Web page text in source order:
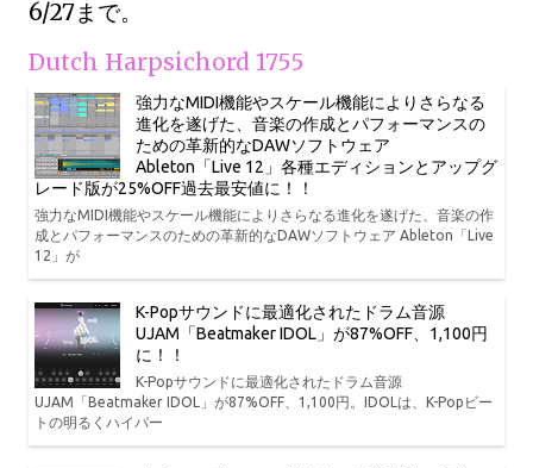
6/27まで。
Dutch Harpsichord 1755
強力なMIDI機能やスケール機能によりさらなる
進化を遂げた、音楽の作成とパフォーマンスの
ための革新的なDAWソフトウェア
Ableton「Live 12」各種エディションとアップグ
レード版が25%OFF過去最安値に！！
強力なMIDI機能やスケール機能によりさらなる進化を遂げた、音楽の作
成とパフォーマンスのための革新的なDAWソフトウェア Ableton「Live
12」が
K-Popサウンドに最適化されたドラム音源
UJAM「Beatmaker IDOL」が87%OFF、1,100円
に！！
K-Popサウンドに最適化されたドラム音源
UJAM「Beatmaker IDOL」が87%OFF、1,100円。IDOLは、K-Popビー
トの明るくハイパー